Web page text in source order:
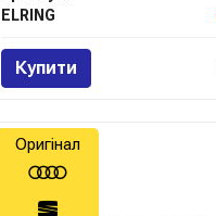
ELRING
Купити
Оригінал